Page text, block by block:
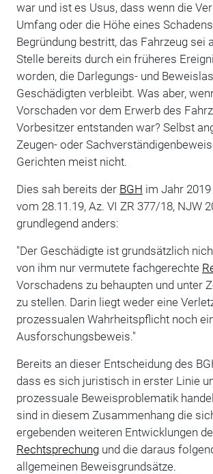
war und ist es Usus, dass wenn die
Umfang oder die Höhe eines
Begründung bestritt, das Fahrzeug sei
Stelle bereits durch ein früheres
worden, die Darlegungs- und
Geschädigten verbleibt. Was aber,
Vorschaden vor dem Erwerb des
Vorbesitzer entstanden war? Selbst
Zeugen- oder
Gerichten meist nicht.
Dies sah bereits der BGH im Jahr
vom 28.11.19, Az. VI ZR 377/18, NJW
grundlegend anders:
"Der Geschädigte ist grundsätzlich
von ihm nur vermutete fachgerechte
Vorschadens zu behaupten und unter
zu stellen. Darin liegt weder eine
prozessualen Wahrheitspflicht noch
Ausforschungsbeweis."
Bereits an dieser Entscheidung des
dass es sich juristisch in erster Linie
prozessuale Beweisproblematik
sind in diesem Zusammenhang die
ergebenden weiteren Entwicklungen
Rechtsprechungund die daraus
allgemeinen Beweisgrundsätze.